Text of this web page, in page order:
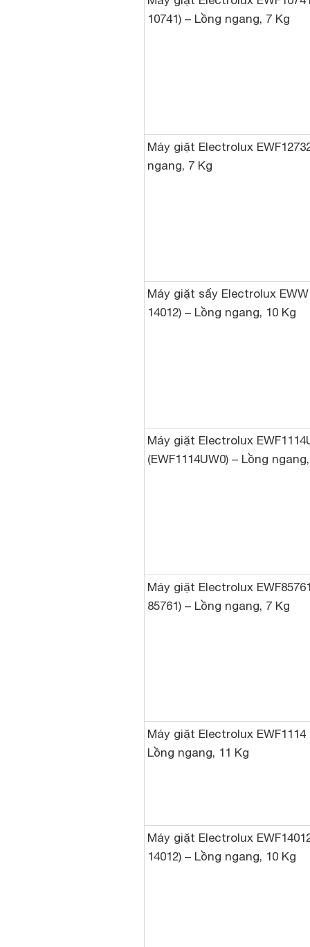
10741) – Lồng ngang, 7 Kg
Máy giặt Electrolux
ngang, 7 Kg
Máy giặt sấy Electrolux
14012) – Lồng ngang, 10 Kg
Máy giặt Electrolux
(EWF1114UW0) – Lồng
Máy giặt Electrolux
85761) – Lồng ngang, 7 Kg
Máy giặt Electrolux EWF1114
Lồng ngang, 11 Kg
Máy giặt Electrolux
14012) – Lồng ngang, 10 Kg